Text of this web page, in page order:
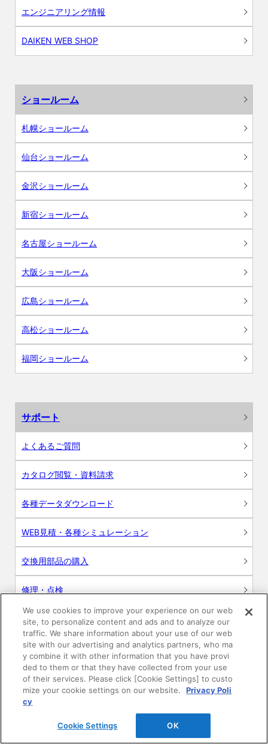
エンジニアリング情報
DAIKEN WEB SHOP
ショールーム
札幌ショールーム
仙台ショールーム
金沢ショールーム
新宿ショールーム
名古屋ショールーム
大阪ショールーム
広島ショールーム
高松ショールーム
福岡ショールーム
サポート
よくあるご質問
カタログ閲覧・資料請求
各種データダウンロード
WEB見積・各種シミュレーション
交換用部品の購入
修理・点検
お問い合わせ
ログイン
建築・設計関係者様向けサイト
ユーザー登録サービス
WEB見積システム
We use cookies to improve your experience on our web
site, to personalize content and ads and to analyze our
traffic. We share information about your use of our web
site with our advertising and analytics partners, who ma
y combine it with other information that you have provi
ded to them or that they have collected from your use
of their services. Please click [Cookie Settings] to custo
mize your cookie settings on our website.
Privacy Poli
cy
Cookie Settings OK